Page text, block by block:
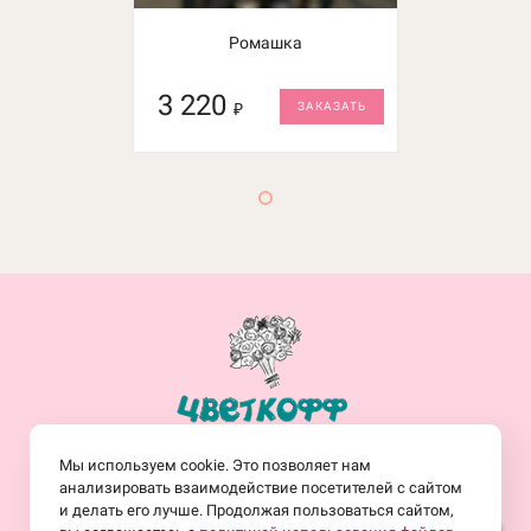
Ромашка
3 220 ₽ ЗАКАЗАТЬ
Заказать обратный звонок
Мы используем cookie. Это позволяет нам
анализировать взаимодействие посетителей с сайтом
и делать его лучше. Продолжая пользоваться сайтом,